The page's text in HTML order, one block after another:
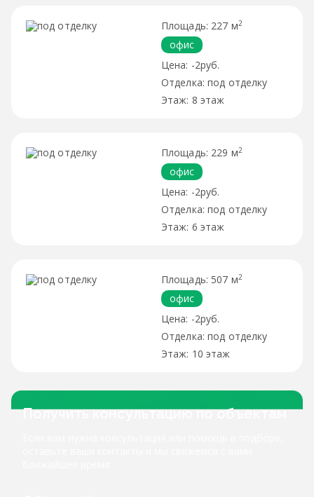
227 м2
офис
-2руб.
под отделку
8 этаж
229 м2
офис
-2руб.
под отделку
6 этаж
507 м2
офис
-2руб.
под отделку
10 этаж
Получить консультацию по объектам